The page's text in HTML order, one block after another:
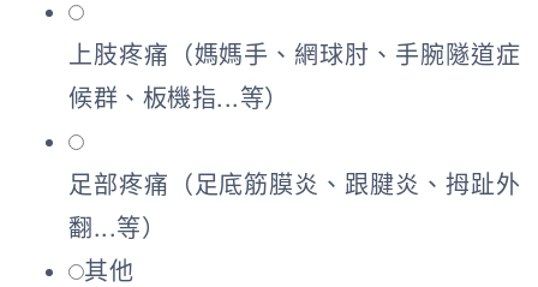
上肢疼痛（媽媽手、網球肘、手腕隧道症
候群、板機指...等）
足部疼痛（足底筋膜炎、跟腱炎、拇趾外
翻...等）
其他